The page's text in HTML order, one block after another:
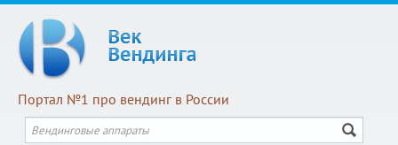
Портал №1 про вендинг в России